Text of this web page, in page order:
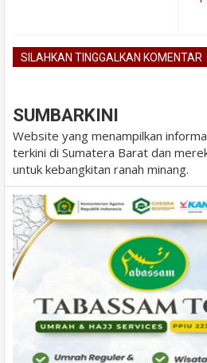
SILAHKAN TINGGALKAN KOMENTAR
SUMBARKINI
Website yang menampilkan
terkini di Sumatera Barat dan
untuk kebangkitan ranah minang.